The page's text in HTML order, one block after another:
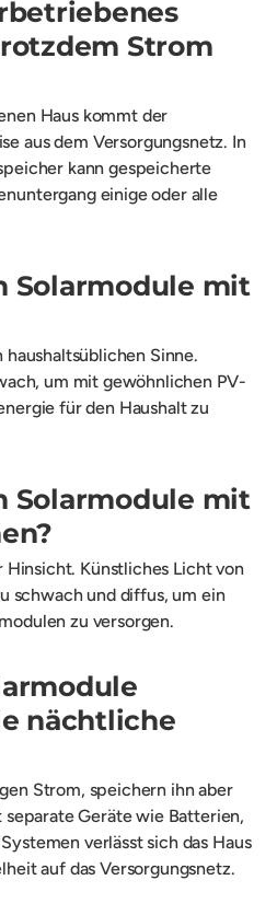
Strom
Haus kommt der
aus dem Versorgungsnetz. In
kann gespeicherte
einige oder alle
Solarmodule mit
Sinne.
um mit gewöhnlichen PV-
für den Haushalt zu
Solarmodule mit
Künstliches Licht von
schwach und diffus, um ein
zu versorgen.
nächtliche
Strom, speichern ihn aber
Geräte wie Batterien,
verlässt sich das Haus
auf das Versorgungsnetz.